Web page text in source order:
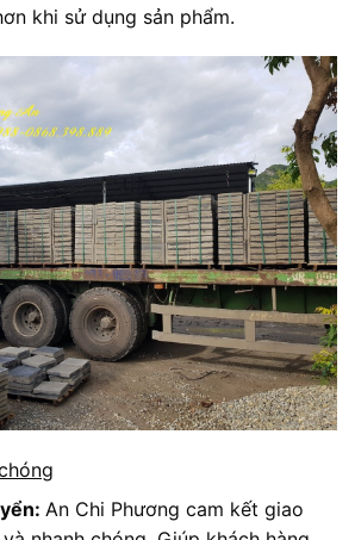
khi sử dụng sản phẩm.
An Chi Phương cam kết giao